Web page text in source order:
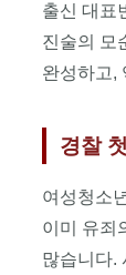
출신 대표
진술의 모
완성하고,
경찰
여성청소
이미 유죄
많습니다.